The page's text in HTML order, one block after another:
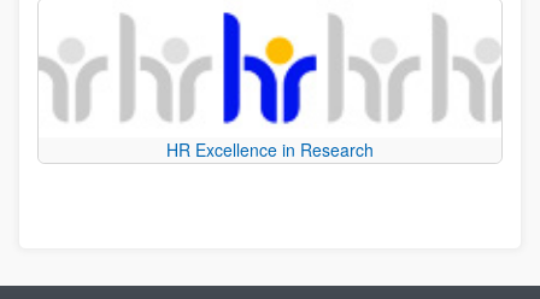
HR Excellence in Research